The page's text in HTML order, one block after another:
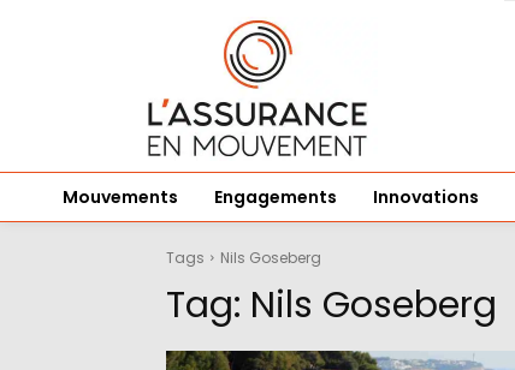
Mouvements Engagements Innovations
Tags Nils Goseberg
Tag: Nils Goseberg